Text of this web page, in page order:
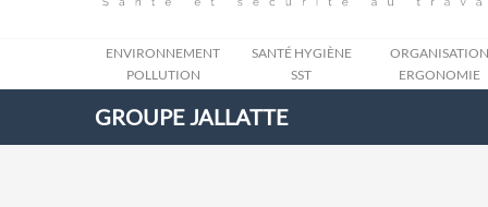
ENVIRONNEMENT
POLLUTION
SANTÉ HYGIÈNE
SST
ORGANISATION
ERGONOMIE
GROUPE JALLATTE